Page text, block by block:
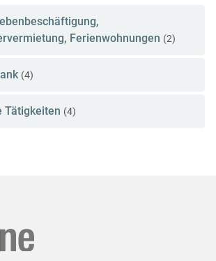
Ferienwohnungen (2)
(4)
Tätigkeiten (4)